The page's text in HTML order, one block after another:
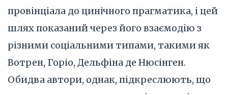
провінціала до цинічного прагматика, і цей
шлях показаний через його взаємодію з
різними соціальними типами, такими як
Вотрен, Горіо, Дельфіна де Нюсінген.
Обидва автори, однак, підкреслюють, що